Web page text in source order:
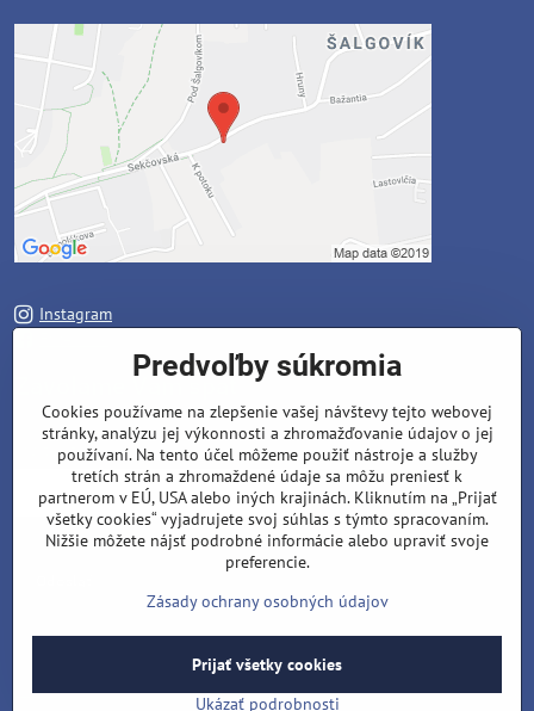
Instagram
Váš telefón*
©2026Copyright
Predvoľby súkromiaZásady ochrany osobných údajovStav objednávky
Predvoľby súkromia
Cookies používame na zlepšenie vašej návštevy tejto webovej
stránky, analýzu jej výkonnosti a zhromažďovanie údajov o jej
používaní. Na tento účel môžeme použiť nástroje a služby
tretích strán a zhromaždené údaje sa môžu preniesť k
partnerom v EÚ, USA alebo iných krajinách. Kliknutím na „Prijať
všetky cookies“ vyjadrujete svoj súhlas s týmto spracovaním.
Nižšie môžete nájsť podrobné informácie alebo upraviť svoje
preferencie.
Zásady ochrany osobných údajov
Ukázať podrobnosti
Prijať všetky cookies